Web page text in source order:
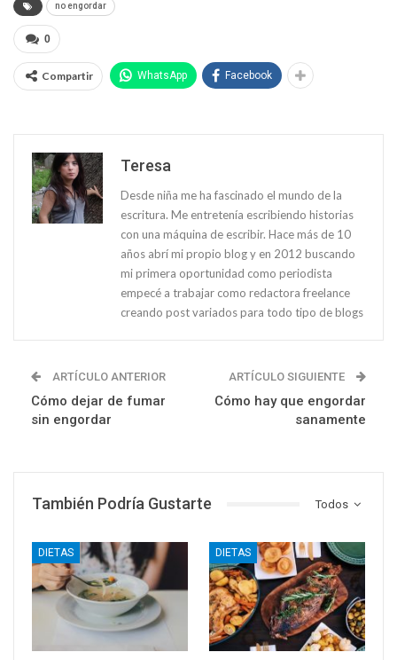
no engordar
0
Compartir WhatsApp Facebook
Teresa
Desde niña me ha fascinado el mundo de la
escritura. Me entretenía escribiendo historias
con una máquina de escribir. Hace más de 10
años abrí mi propio blog y en 2012 buscando
mi primera oportunidad como periodista
empecé a trabajar como redactora freelance
creando post variados para todo tipo de blogs
ARTÍCULO ANTERIOR
Cómo dejar de fumar
sin engordar
ARTÍCULO SIGUIENTE
Cómo hay que engordar
sanamente
Todos
También Podría Gustarte
DIETAS DIETAS